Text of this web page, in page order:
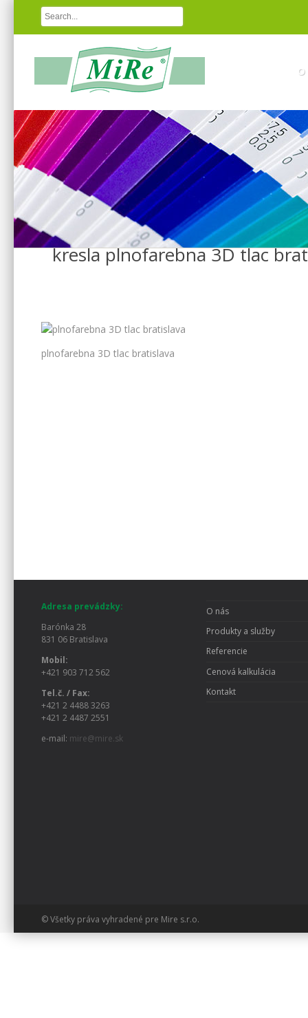
kresla plnofarebna 3D tlac
plnofarebna 3D tlac bratislava
Adresa prevádzky:
Barónka 28
831 06 Bratislava
Mobil:
+421 903 712 562
Tel.č. / Fax:
+421 2 4488 3263
+421 2 4487 2551
e-mail: mire@mire.sk
O nás
Produkty a služby
Referencie
Cenová kalkulácia
Kontakt
© Všetky práva vyhradené pre Mire s.r.o.